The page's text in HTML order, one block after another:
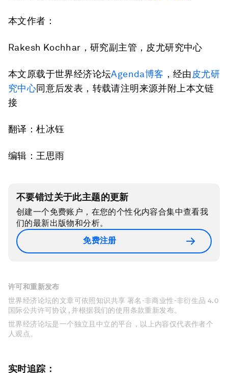
本文作者：
Rakesh Kochhar，研究副主管，皮尤研究中心
本文原载于世界经济论坛Agenda博客 ，经由皮尤研
究中心同意后发表，转载请注明来源并附上本文链
接
翻译：杜冰钰
编辑：王思雨
不要错过关于此主题的更新
创建一个免费账户，在您的个性化内容合集中查看我
们的最新出版物和分析。
免费注册
许可和重新发布
世界经济论坛的文章可依照知识共享 署名-非商业性-非衍生品 4.0
国际公共许可协议 , 并根据我们的使用条款重新发布。
世界经济论坛是一个独立且中立的平台，以上内容仅代表作者个
人观点。
实时追踪：